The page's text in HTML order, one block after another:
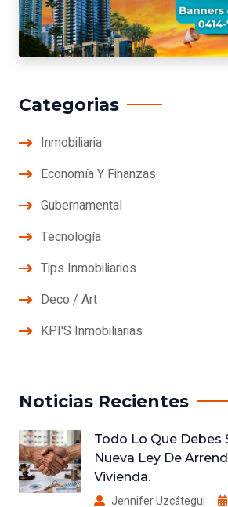
Categorias
Inmobiliaria
Economía Y Finanzas
Gubernamental
Tecnología
Tips Inmobiliarios
Deco / Art
KPI'S Inmobiliarias
Noticias Recientes
Todo Lo Que Debes
Nueva Ley De
Vivienda.
Jennifer Uzcátegui